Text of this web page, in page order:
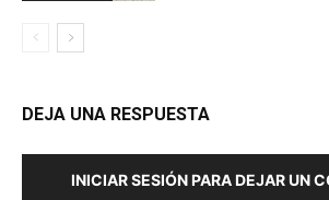
DEJA UNA RESPUESTA
INICIAR SESIÓN PARA DEJAR UN